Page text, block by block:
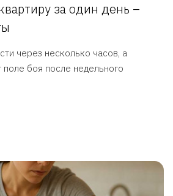
за один день –
через несколько часов, а
поле боя после недельного